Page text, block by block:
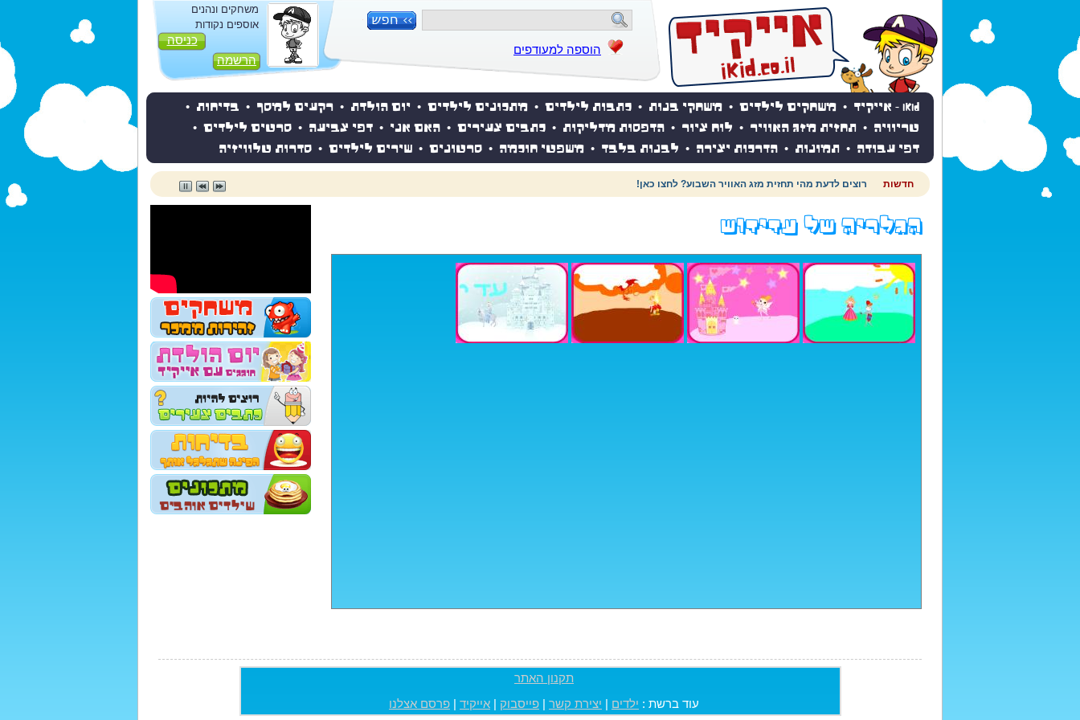
הוספה למעודפים
משחקים ונהנים
אוספים נקודות
כניסה
הרשמה
iKid - אייקיד • משחקים לילדים • משחקי בנות • כתבות לילדים • מתכונים לילדים • יום הולדת • רקעים למסך • בדיחות •
טריוויה • תחזית מזג האוויר • לוח ציור • הדפסות מדליקות • כתבים צעירים • האם אני • דפי צביעה • סרטים לילדים •
דפי עבודה • תמונות • הדרכות יצירה • לבנות בלבד • משפטי חוכמה • סרטונים • שירים לילדים • סדרות טלוויזיה
חדשות רוצים לדעת מהי תחזית מזג האוויר השבוע? לחצו כאן!
הגלריה של עדידוש
תקנון האתר
עוד ברשת : ילדים יצירת קשר פייסבוק אייקיד פרסם אצלנו